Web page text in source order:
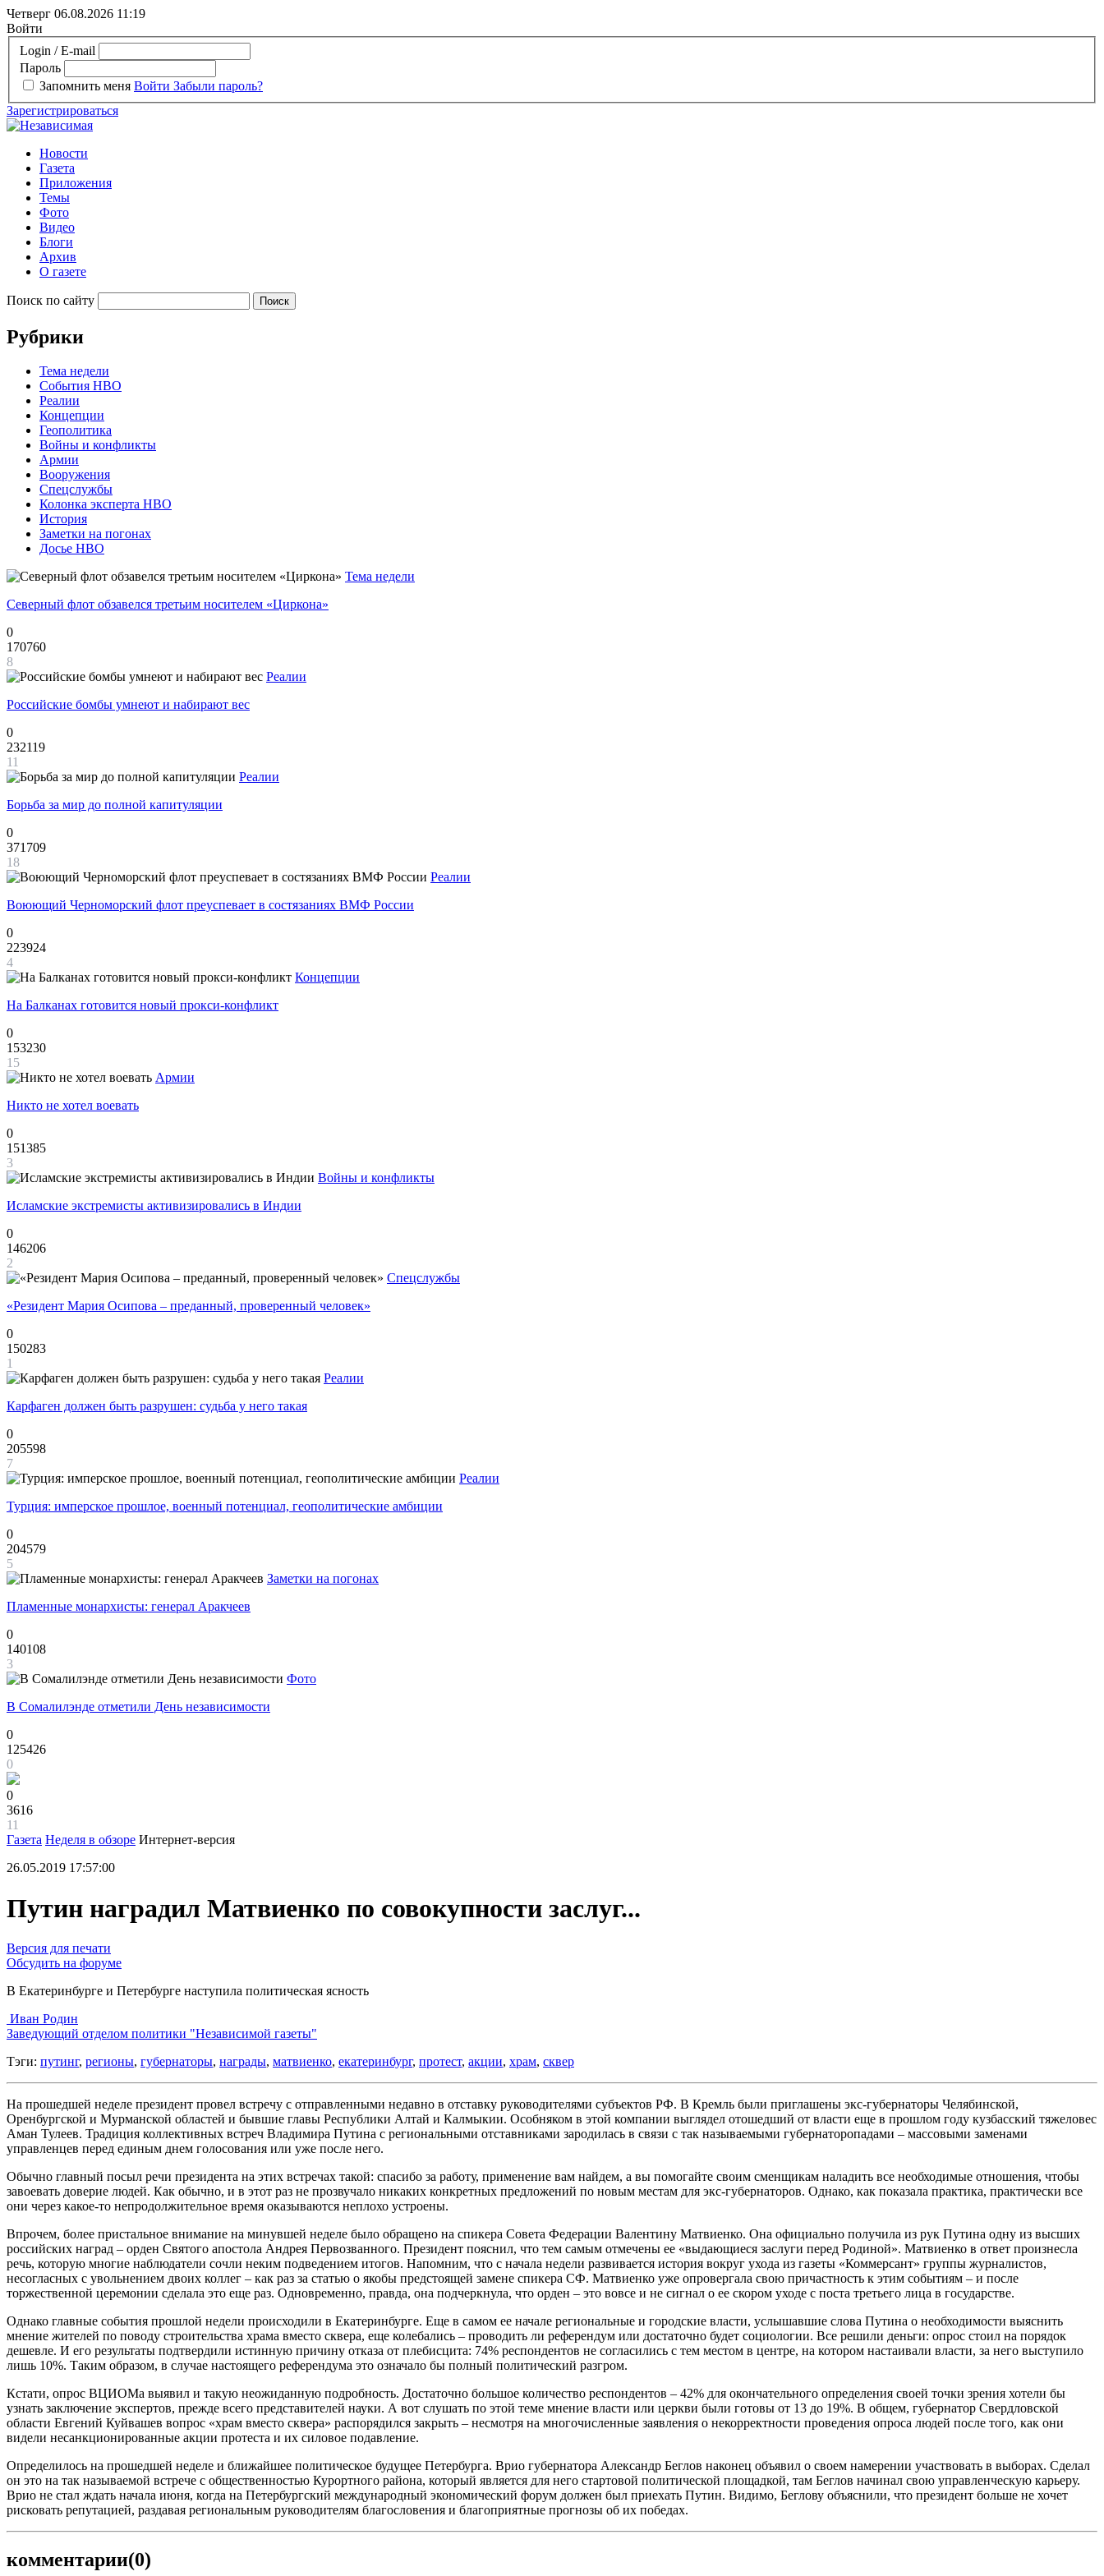
Четверг 06.08.2026 11:19
Войти
Login / E-mail
Пароль
Запомнить меня Войти Забыли пароль?
Зарегистрироваться
Новости
Газета
Приложения
Темы
Фото
Видео
Блоги
Архив
О газете
Поиск по сайту
Рубрики
Тема недели
События НВО
Реалии
Концепции
Геополитика
Войны и конфликты
Армии
Вооружения
Спецслужбы
Колонка эксперта НВО
История
Заметки на погонах
Досье НВО
Тема недели
Северный флот обзавелся третьим носителем «Циркона»
0
170760
8
Реалии
Российские бомбы умнеют и набирают вес
0
232119
11
Реалии
Борьба за мир до полной капитуляции
0
371709
18
Реалии
Воюющий Черноморский флот преуспевает в состязаниях ВМФ России
0
223924
4
Концепции
На Балканах готовится новый прокси-конфликт
0
153230
15
Армии
Никто не хотел воевать
0
151385
3
Войны и конфликты
Исламские экстремисты активизировались в Индии
0
146206
2
Спецслужбы
«Резидент Мария Осипова – преданный, проверенный человек»
0
150283
1
Реалии
Карфаген должен быть разрушен: судьба у него такая
0
205598
7
Реалии
Турция: имперское прошлое, военный потенциал, геополитические амбиции
0
204579
5
Заметки на погонах
Пламенные монархисты: генерал Аракчеев
0
140108
3
Фото
В Сомалилэнде отметили День независимости
0
125426
0
0
3616
11
Газета Неделя в обзоре Интернет-версия
26.05.2019 17:57:00
Путин наградил Матвиенко по совокупности заслуг...
Версия для печати
Обсудить на форуме
В Екатеринбурге и Петербурге наступила политическая ясность
Иван Родин
Заведующий отделом политики "Независимой газеты"
Тэги: путинг, регионы, губернаторы, награды, матвиенко, екатеринбург, протест, акции, храм, сквер
На прошедшей неделе президент провел встречу с отправленными недавно в отставку руководителями субъектов РФ. В Кремль были приглашены экс-губернаторы Челябинской,
Оренбургской и Мурманской областей и бывшие главы Республики Алтай и Калмыкии. Особняком в этой компании выглядел отошедший от власти еще в прошлом году кузбасский тяжеловес
Аман Тулеев. Традиция коллективных встреч Владимира Путина с региональными отставниками зародилась в связи с так называемыми губернаторопадами – массовыми заменами
управленцев перед единым днем голосования или уже после него.
Обычно главный посыл речи президента на этих встречах такой: спасибо за работу, применение вам найдем, а вы помогайте своим сменщикам наладить все необходимые отношения, чтобы
завоевать доверие людей. Как обычно, и в этот раз не прозвучало никаких конкретных предложений по новым местам для экс-губернаторов. Однако, как показала практика, практически все
они через какое-то непродолжительное время оказываются неплохо устроены.
Впрочем, более пристальное внимание на минувшей неделе было обращено на спикера Совета Федерации Валентину Матвиенко. Она официально получила из рук Путина одну из высших
российских наград – орден Святого апостола Андрея Первозванного. Президент пояснил, что тем самым отмечены ее «выдающиеся заслуги перед Родиной». Матвиенко в ответ произнесла
речь, которую многие наблюдатели сочли неким подведением итогов. Напомним, что с начала недели развивается история вокруг ухода из газеты «Коммерсант» группы журналистов,
несогласных с увольнением двоих коллег – как раз за статью о якобы предстоящей замене спикера СФ. Матвиенко уже опровергала свою причастность к этим событиям – и после
торжественной церемонии сделала это еще раз. Одновременно, правда, она подчеркнула, что орден – это вовсе и не сигнал о ее скором уходе с поста третьего лица в государстве.
Однако главные события прошлой недели происходили в Екатеринбурге. Еще в самом ее начале региональные и городские власти, услышавшие слова Путина о необходимости выяснить
мнение жителей по поводу строительства храма вместо сквера, еще колебались – проводить ли референдум или достаточно будет социологии. Все решили деньги: опрос стоил на порядок
дешевле. И его результаты подтвердили истинную причину отказа от плебисцита: 74% респондентов не согласились с тем местом в центре, на котором настаивали власти, за него выступило
лишь 10%. Таким образом, в случае настоящего референдума это означало бы полный политический разгром.
Кстати, опрос ВЦИОМа выявил и такую неожиданную подробность. Достаточно большое количество респондентов – 42% для окончательного определения своей точки зрения хотели бы
узнать заключение экспертов, прежде всего представителей науки. А вот слушать по этой теме мнение власти или церкви были готовы от 13 до 19%. В общем, губернатор Свердловской
области Евгений Куйвашев вопрос «храм вместо сквера» распорядился закрыть – несмотря на многочисленные заявления о некорректности проведения опроса людей после того, как они
видели несанкционированные акции протеста и их силовое подавление.
Определилось на прошедшей неделе и ближайшее политическое будущее Петербурга. Врио губернатора Александр Беглов наконец объявил о своем намерении участвовать в выборах. Сделал
он это на так называемой встрече с общественностью Курортного района, который является для него стартовой политической площадкой, там Беглов начинал свою управленческую карьеру.
Врио не стал ждать начала июня, когда на Петербургский международный экономический форум должен был приехать Путин. Видимо, Беглову объяснили, что президент больше не хочет
рисковать репутацией, раздавая региональным руководителям благословения и благоприятные прогнозы об их победах.
комментарии(0)